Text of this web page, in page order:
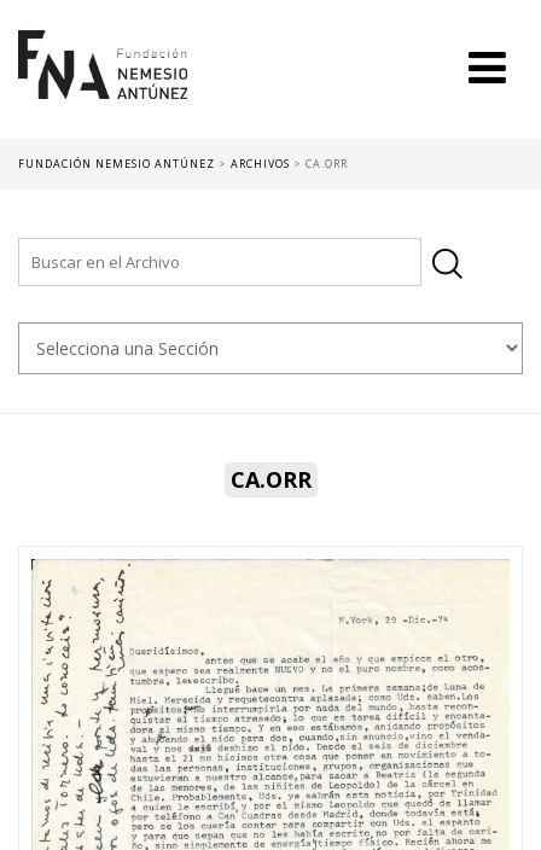
FUNDACIÓN NEMESIO ANTÚNEZ > ARCHIVOS > CA.ORR
CA.ORR